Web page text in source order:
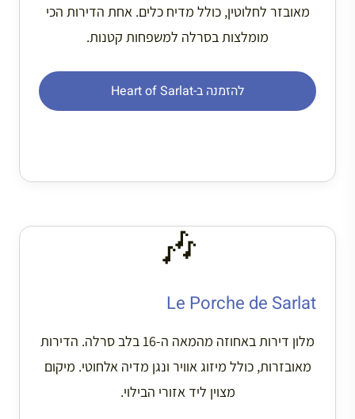
מאובזר לחלוטין, כולל מדיח כלים. אחת הדירות הכי
מומלצות בסרלה למשפחות קטנות.
להזמנה ב-Heart of Sarlat
🎶
Le Porche de Sarlat
מלון דירות באחוזה מהמאה ה-16 בלב סרלה. הדירות
מאובזרות, כולל מיזוג אוויר ונגן מדיה אלחוטי. מיקום
מצוין ליד אזורי הבילוי.